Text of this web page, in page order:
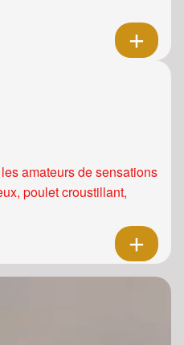
amateurs de sensations
poulet croustillant,